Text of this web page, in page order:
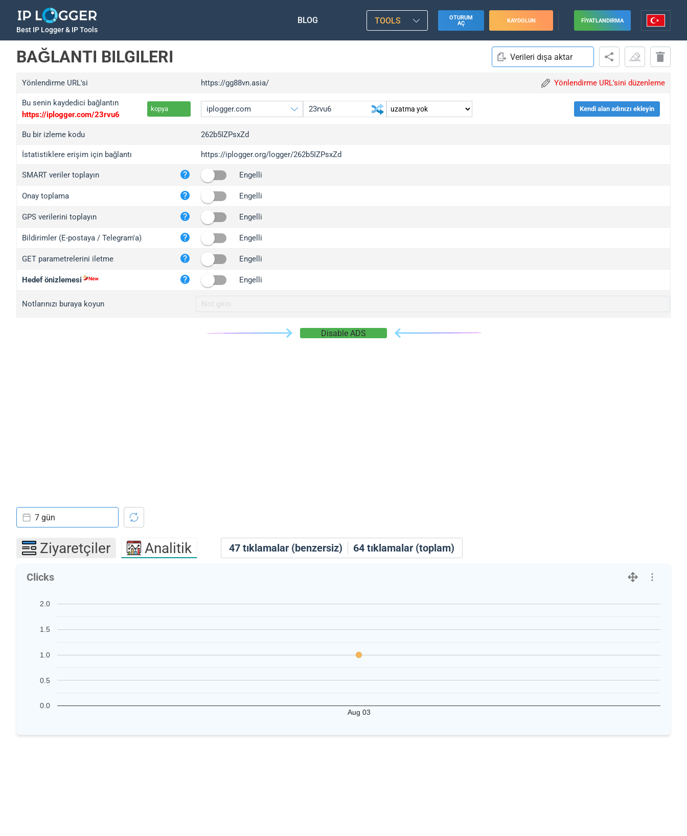
Best IP Logger & IP Tools
BLOG TOOLS
OTURUM
AÇ
KAYDOLUN FIYATLANDIRMA
BAĞLANTI BILGILERI Verileri dışa aktar
Yönlendirme URL'si https://gg88vn.asia/ Yönlendirme URL'sini düzenleme
Bu senin kaydedici bağlantın
https://iplogger.com/23rvu6
kopya
iplogger.org
wl.gl
ed.tc
iplogger.com
iplogger.co
2no.co
yip.su
iplogger.info
Kendi alan adınızı ekleyin
Bu bir izleme kodu 262b5IZPsxZd
İstatistiklere erişim için bağlantı https://iplogger.org/logger/262b5IZPsxZd
SMART veriler toplayın Engelli
Onay toplama Engelli
GPS verilerini toplayın Engelli
Bildirimler (E-postaya / Telegram'a) Engelli
GET parametrelerini iletme Engelli
Hedef önizlemesi Engelli
Notlarınızı buraya koyun
Disable ADS
47 tıklamalar (benzersiz) 64 tıklamalar (toplam)
7 gün
Ziyaretçiler Analitik
Clicks
Aug 03
0.0
0.5
1.0
1.5
2.0